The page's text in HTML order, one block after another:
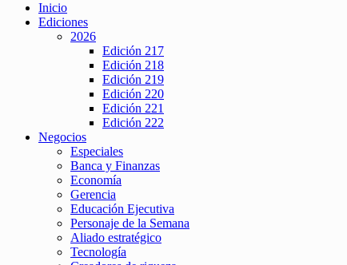
Inicio
Ediciones
2026
Edición 217
Edición 218
Edición 219
Edición 220
Edición 221
Edición 222
Negocios
Especiales
Banca y Finanzas
Economía
Gerencia
Educación Ejecutiva
Personaje de la Semana
Aliado estratégico
Tecnología